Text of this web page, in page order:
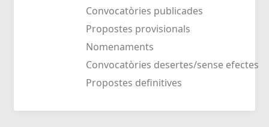
Convocatòries publicades
Propostes provisionals
Nomenaments
Convocatòries desertes/sense efectes
Propostes definitives